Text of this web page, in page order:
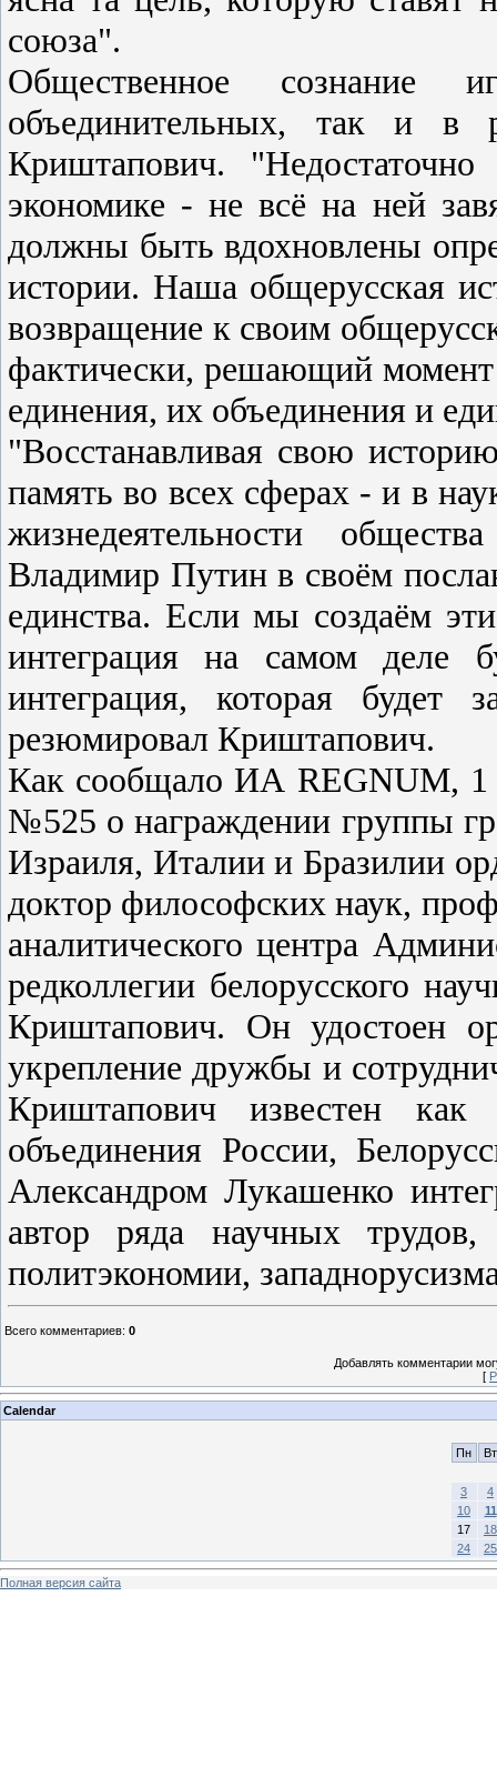
союза".
Общественное
объединительных, так и в
Криштапович.
экономике - не всё на ней
должны быть вдохновлены
истории. Наша общерусская
возвращение к своим
фактически, решающий
единения, их объединения и
"Восстанавливая свою
память во всех сферах - и в
жизнедеятельности
Владимир Путин в своём
единства. Если мы создаём
интеграция на самом деле
интеграция, которая будет
резюмировал Криштапович.
Как сообщало ИА REGNUM, 1
№525 о награждении группы
Израиля, Италии и Бразилии
доктор философских наук,
аналитического центра
редколлегии белорусского
Криштапович. Он удостоен
укрепление дружбы и
Криштапович известен
объединения России,
Александром Лукашенко
автор ряда научных
политэкономии,
Всего комментариев: 0
Добавлять комментарии
[
Calendar
Пн Вт
3
4
10
11
17
18
24
25
Полная версия сайта